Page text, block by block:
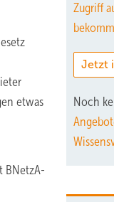
etwas
BNetzA-
Zugriff
Jetzt
Noch